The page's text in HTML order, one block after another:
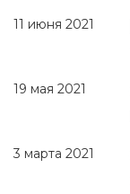
11 июня 2021
19 мая 2021
3 марта 2021